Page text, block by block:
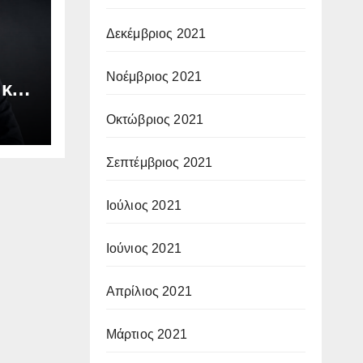
Δεκέμβριος 2021
Νοέμβριος 2021
Οκτώβριος 2021
Σεπτέμβριος 2021
Ιούλιος 2021
Ιούνιος 2021
Απρίλιος 2021
Μάρτιος 2021